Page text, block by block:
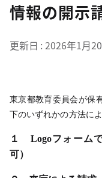
情報の開示
更新日 2026年1月
東京都教育委員会が保
下のいずれかの方法に
１ Logoフォーム
可）